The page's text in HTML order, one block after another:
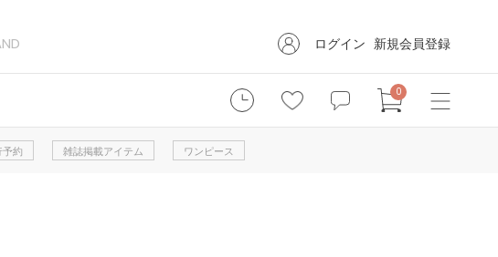
ログイン 新規会員登録
0
予約 雑誌掲載アイテム ワンピース